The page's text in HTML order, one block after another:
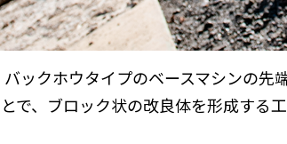
ックホウタイプのベースマシンの
で、ブロック状の改良体を形成する工